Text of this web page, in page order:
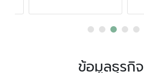
ข้อมูลธุรกิจ